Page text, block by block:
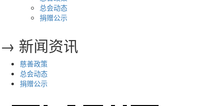
总会动态
捐赠公示
→ 新闻资讯
慈善政策
总会动态
捐赠公示